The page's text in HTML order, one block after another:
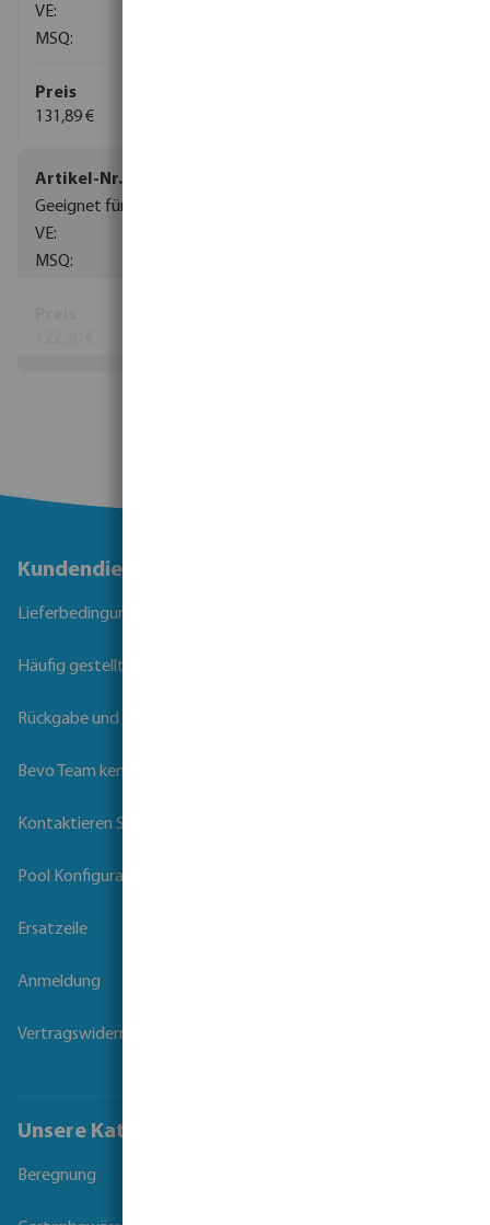
131,89 €
Kundendienst
Lieferbedingungen
Häufig gestellte Fragen
Rückgabe und Garantie
Bevo Team kennenlernen
Kontaktieren Sie uns
Pool Konfigurator
Ersatzeile
Anmeldung
Vertragswiderruf
Unsere Kataloge
Beregnung